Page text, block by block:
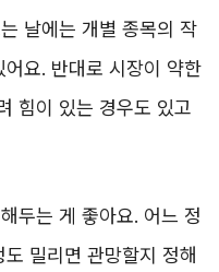
날에는 개별 종목의 작
요. 반대로 시장이 약한
힘이 있는 경우도 있고
두는 게 좋아요. 어느 정
밀리면 관망할지 정해